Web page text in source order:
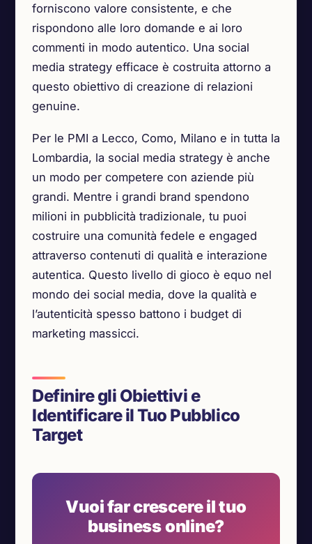
forniscono valore consistente, e che
rispondono alle loro domande e ai loro
commenti in modo autentico. Una social
media strategy efficace è costruita attorno a
questo obiettivo di creazione di relazioni
genuine.
Per le PMI a Lecco, Como, Milano e in tutta la
Lombardia, la social media strategy è anche
un modo per competere con aziende più
grandi. Mentre i grandi brand spendono
milioni in pubblicità tradizionale, tu puoi
costruire una comunità fedele e engaged
attraverso contenuti di qualità e interazione
autentica. Questo livello di gioco è equo nel
mondo dei social media, dove la qualità e
l’autenticità spesso battono i budget di
marketing massicci.
Definire gli Obiettivi e
Identificare il Tuo Pubblico
Target
Vuoi far crescere il tuo
business online?